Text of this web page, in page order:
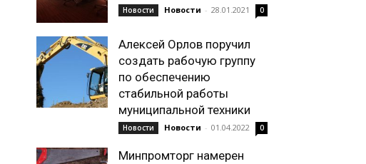
Новости Новости - 28.01.2021 0
Алексей Орлов поручил
создать рабочую группу
по обеспечению
стабильной работы
муниципальной техники
Новости Новости - 01.04.2022 0
Минпромторг намерен